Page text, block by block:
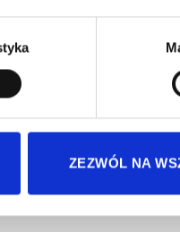
ZEZWÓL NA
stópką o szerokości